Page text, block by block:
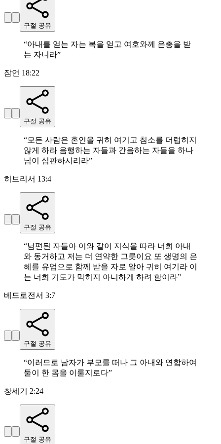
구절 공유
“아내를 얻는 자는 복을 얻고 여호와께 은총을 받
는 자니라”
잠언 18:22
구절 공유
“모든 사람은 혼인을 귀히 여기고 침소를 더럽히지
않게 하라 음행하는 자들과 간음하는 자들을 하나
님이 심판하시리라”
히브리서 13:4
구절 공유
“남편된 자들아 이와 같이 지식을 따라 너희 아내
와 동거하고 저는 더 연약한 그릇이요 또 생명의 은
혜를 유업으로 함께 받을 자로 알아 귀히 여기라 이
는 너희 기도가 막히지 아니하게 하려 함이라”
베드로전서 3:7
구절 공유
“이러므로 남자가 부모를 떠나 그 아내와 연합하여
둘이 한 몸을 이룰지로다”
창세기 2:24
구절 공유